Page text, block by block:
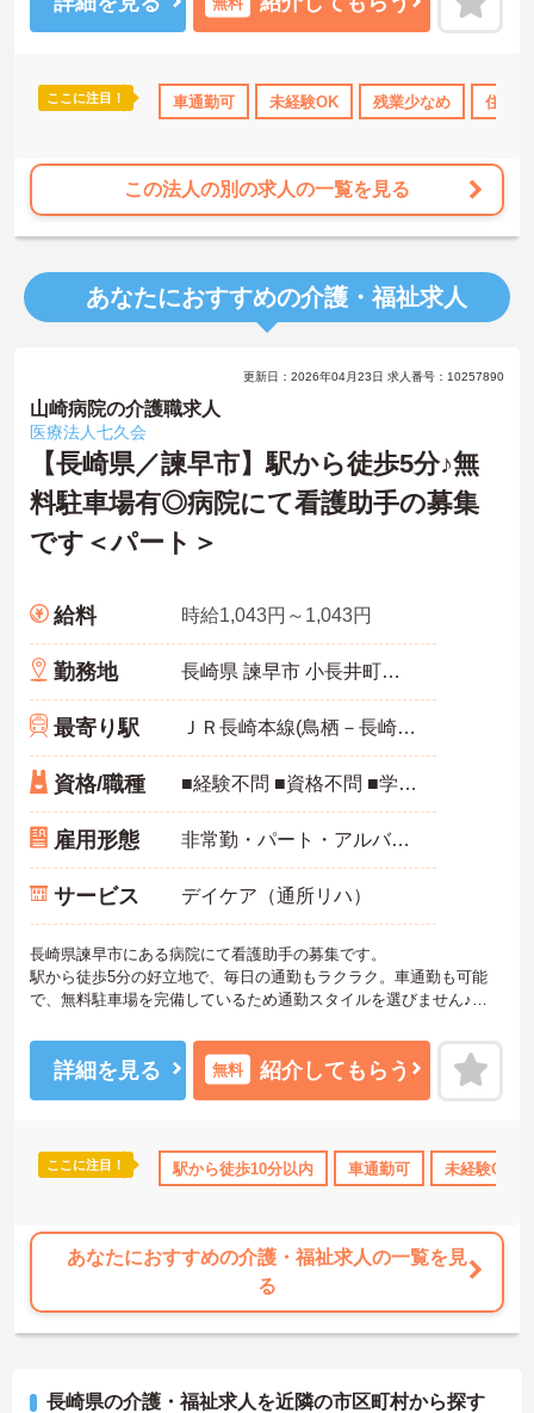
ここに注目！ 車通勤可 未経験OK 残業少なめ 住宅
この法人の別の求人の一覧を見る
あなたにおすすめの介護・福祉求人
更新日：2026年04月23日 求人番号：10257890
山崎病院の介護職求人
医療法人七久会
【長崎県／諫早市】駅から徒歩5分♪無
料駐車場有◎病院にて看護助手の募集
です＜パート＞
給料 時給1,043円～1,043円
勤務地 長崎県 諫早市 小長井町小川原浦656
最寄り駅 ＪＲ長崎本線(鳥栖－長崎)「小長井駅」徒歩5分
資格/職種 ■経験不問 ■資格不問 ■学歴不問
雇用形態 非常勤・パート・アルバイト
サービス デイケア（通所リハ）
長崎県諫早市にある病院にて看護助手の募集です。
駅から徒歩5分の好立地で、毎日の通勤もラクラク。車通勤も可能
で、無料駐車場を完備しているため通勤スタイルを選びません♪
立も出来ます◎
ご興味のある方には、面接対策ポイントなど、さらに詳細をご案内
しますのでお気軽にご相談ください！
詳細を見る 無料 紹介してもらう
ここに注目！ 駅から徒歩10分以内 車通勤可 未経験OK
あなたにおすすめの介護・福祉求人の一覧を見
る
長崎県の介護・福祉求人を近隣の市区町村から探す